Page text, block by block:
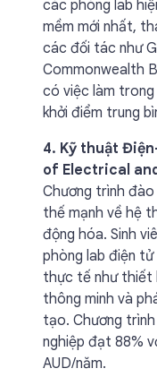
các phòng lab
mềm mới nhất,
các đối tác như
Commonwealth
có việc làm trong
khởi điểm trung
4. Kỹ thuật
of Electrical
Chương trình
thế mạnh về hệ
động hóa. Sinh
phòng lab điện
thực tế như thiết
thông minh và
tạo. Chương
nghiệp đạt 88%
AUD/năm.